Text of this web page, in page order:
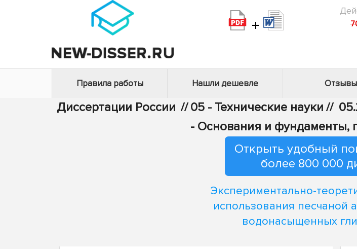
+
Правила работы Нашли дешевле Отзывы
Диссертации России // 05 - Технические науки //
- Основания и фундаменты,
Открыть удобный
более 800 000
Экспериментально-
использования песчаной
водонасыщенных